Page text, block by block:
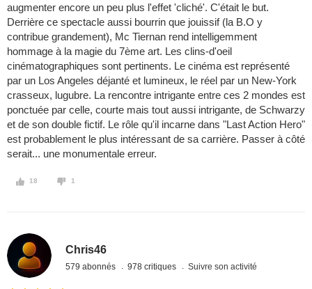
augmenter encore un peu plus l'effet 'cliché'. C'était le but.
Derrière ce spectacle aussi bourrin que jouissif (la B.O y
contribue grandement), Mc Tiernan rend intelligemment
hommage à la magie du 7ème art. Les clins-d'oeil
cinématographiques sont pertinents. Le cinéma est représenté
par un Los Angeles déjanté et lumineux, le réel par un New-York
crasseux, lugubre. La rencontre intrigante entre ces 2 mondes est
ponctuée par celle, courte mais tout aussi intrigante, de Schwarzy
et de son double fictif. Le rôle qu'il incarne dans "Last Action Hero"
est probablement le plus intéressant de sa carrière. Passer à côté
serait... une monumentale erreur.
18 1
Chris46
579 abonnés 978 critiques Suivre son activité